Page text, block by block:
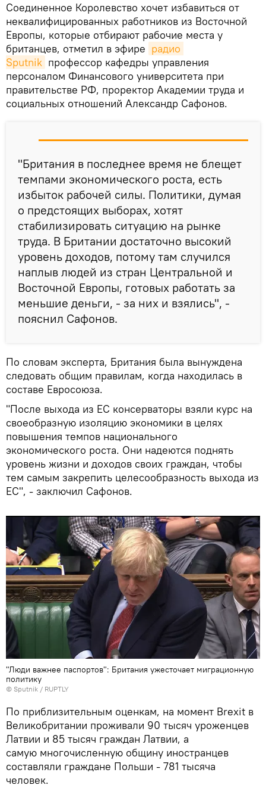
Соединенное Королевство хочет избавиться от
неквалифицированных работников из Восточной
Европы, которые отбирают рабочие места у
британцев, отметил в эфире радио
Sputnik профессор кафедры управления
персоналом Финансового университета при
правительстве РФ, проректор Академии труда и
социальных отношений Александр Сафонов.
"Британия в последнее время не блещет
темпами экономического роста, есть
избыток рабочей силы. Политики, думая
о предстоящих выборах, хотят
стабилизировать ситуацию на рынке
труда. В Британии достаточно высокий
уровень доходов, потому там случился
наплыв людей из стран Центральной и
Восточной Европы, готовых работать за
меньшие деньги, - за них и взялись", -
пояснил Сафонов.
По словам эксперта, Британия была вынуждена
следовать общим правилам, когда находилась в
составе Евросоюза.
"После выхода из ЕС консерваторы взяли курс на
своеобразную изоляцию экономики в целях
повышения темпов национального
экономического роста. Они надеются поднять
уровень жизни и доходов своих граждан, чтобы
тем самым закрепить целесообразность выхода из
ЕС", - заключил Сафонов.
"Люди важнее паспортов": Британия ужесточает миграционную
политику
© Sputnik / RUPTLY
По приблизительным оценкам, на момент Brexit в
Великобритании проживали 90 тысяч уроженцев
Латвии и 85 тысяч граждан Латвии, а
самую многочисленную общину иностранцев
составляли граждане Польши - 781 тысяча
человек.